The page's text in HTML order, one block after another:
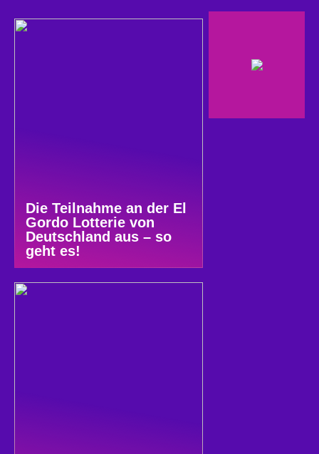
Die Teilnahme an der El
Gordo Lotterie von
Deutschland aus – so
geht es!